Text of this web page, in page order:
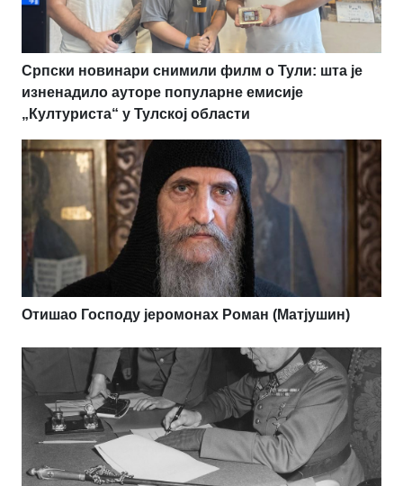
Српски новинари снимили филм о Тули: шта је
изненадило ауторе популарне емисије
„Културиста“ у Тулској области
Отишао Господу јеромонах Роман (Матјушин)